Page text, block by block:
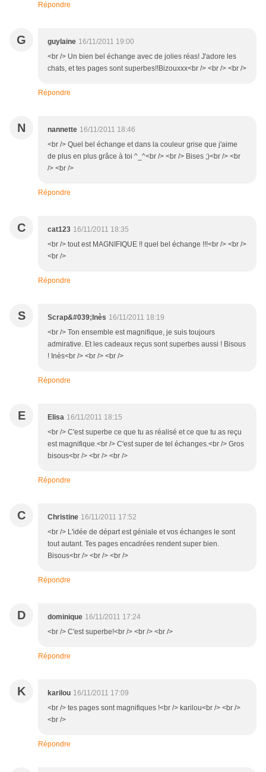
Répondre
G guylaine 16/11/2011 19:00
<br /> Un bien bel échange avec de jolies réas! J'adore les
chats, et tes pages sont superbes!!Bizouxxx<br /> <br /> <br />
Répondre
N nannette 16/11/2011 18:46
<br /> Quel bel échange et dans la couleur grise que j'aime
de plus en plus grâce à toi ^_^<br /> <br /> Bises ;)<br /> <br
/> <br />
Répondre
C cat123 16/11/2011 18:35
<br /> tout est MAGNIFIQUE !! quel bel échange !!!<br /> <br />
<br />
Répondre
S Scrap&#039;Inès 16/11/2011 18:19
<br /> Ton ensemble est magnifique, je suis toujours
admirative. Et les cadeaux reçus sont superbes aussi ! Bisous
! Inès<br /> <br /> <br />
Répondre
E Elisa 16/11/2011 18:15
<br /> C'est superbe ce que tu as réalisé et ce que tu as reçu
est magnifique.<br /> C'est super de tel échanges.<br /> Gros
bisous<br /> <br /> <br />
Répondre
C Christine 16/11/2011 17:52
<br /> L'idée de départ est géniale et vos échanges le sont
tout autant. Tes pages encadrées rendent super bien.
Bisous<br /> <br /> <br />
Répondre
D dominique 16/11/2011 17:24
<br /> C'est superbe!<br /> <br /> <br />
Répondre
K karilou 16/11/2011 17:09
<br /> tes pages sont magnifiques !<br /> karilou<br /> <br />
<br />
Répondre